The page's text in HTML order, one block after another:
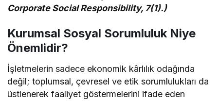
Corporate Social Responsibility, 7(1).)
Kurumsal Sosyal Sorumluluk Niye
Önemlidir?
İşletmelerin sadece ekonomik kârlılık odağında
değil; toplumsal, çevresel ve etik sorumlulukları da
üstlenerek faaliyet göstermelerini ifade eden